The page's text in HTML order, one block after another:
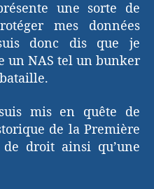
une sorte de
mes données
donc dis que je
un NAS tel un bunker
mis en quête de
de la Première
droit ainsi qu’une